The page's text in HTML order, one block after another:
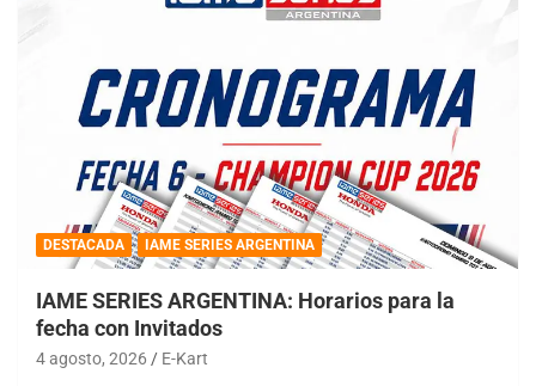
DESTACADA IAME SERIES ARGENTINA
IAME SERIES ARGENTINA: Horarios para la
fecha con Invitados
4 agosto, 2026 E-Kart